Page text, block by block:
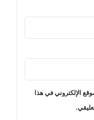
الإلكتروني في هذا